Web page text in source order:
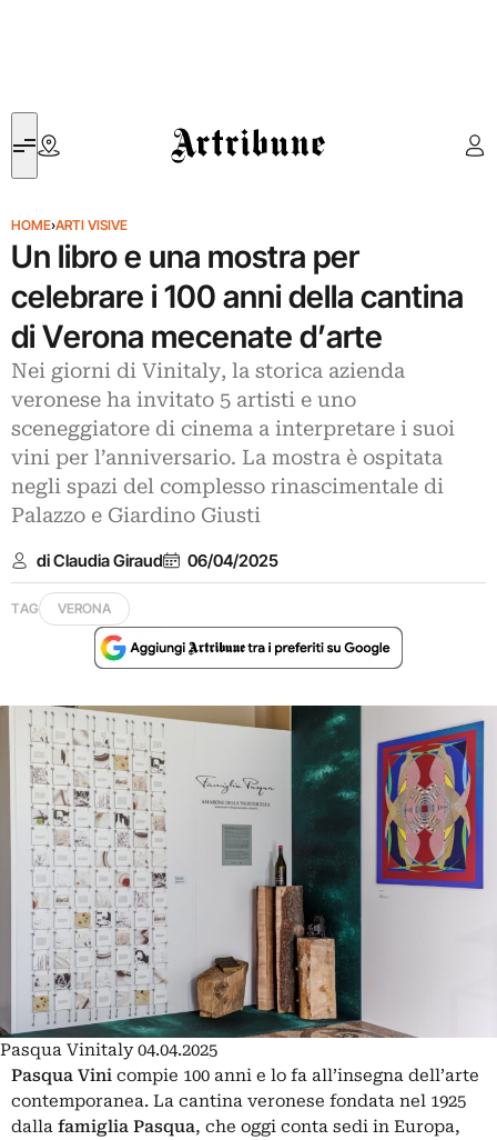
Artribune
HOME›ARTI VISIVE
Un libro e una mostra per
celebrare i 100 anni della cantina
di Verona mecenate d’arte
Nei giorni di Vinitaly, la storica azienda
veronese ha invitato 5 artisti e uno
sceneggiatore di cinema a interpretare i suoi
vini per l’anniversario. La mostra è ospitata
negli spazi del complesso rinascimentale di
Palazzo e Giardino Giusti
di Claudia Giraud 06/04/2025
TAG VERONA
Pasqua Vinitaly 04.04.2025
Pasqua Vini compie 100 anni e lo fa all’insegna dell’arte
contemporanea. La cantina veronese fondata nel 1925
dalla famiglia Pasqua, che oggi conta sedi in Europa,